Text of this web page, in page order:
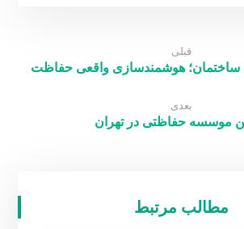
قبلی
ساختمان؛ هوشمندسازی واقعی حفاظت
بعدی
موسسه حفاظتی در تهران
مطالب مرتبط